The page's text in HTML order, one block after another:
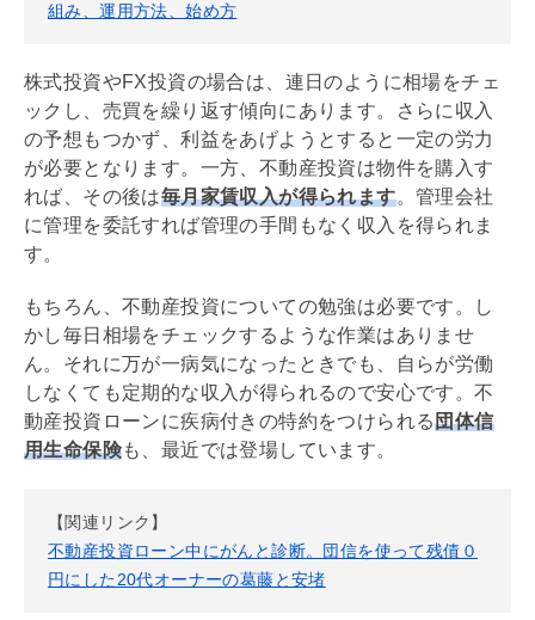
組み、運用方法、始め方
株式投資やFX投資の場合は、連日のように相場をチェ
ックし、売買を繰り返す傾向にあります。さらに収入
の予想もつかず、利益をあげようとすると一定の労力
が必要となります。一方、不動産投資は物件を購入す
れば、その後は毎月家賃収入が得られます。管理会社
に管理を委託すれば管理の手間もなく収入を得られま
す。
もちろん、不動産投資についての勉強は必要です。し
かし毎日相場をチェックするような作業はありませ
ん。それに万が一病気になったときでも、自らが労働
しなくても定期的な収入が得られるので安心です。不
動産投資ローンに疾病付きの特約をつけられる団体信
用生命保険も、最近では登場しています。
【関連リンク】
不動産投資ローン中にがんと診断。団信を使って残債０
円にした20代オーナーの葛藤と安堵